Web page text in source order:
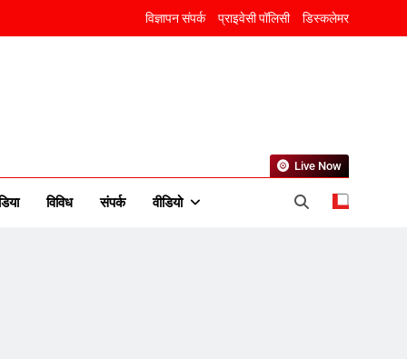
विज्ञापन संपर्क प्राइवेसी पॉलिसी डिस्कलेमर
विविध संपर्क वीडियो
Live Now